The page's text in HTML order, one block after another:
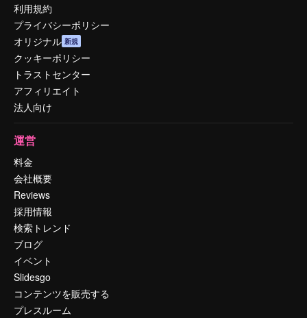
利用規約
プライバシーポリシー
オリジナル 新規
クッキーポリシー
トラストセンター
アフィリエイト
法人向け
運営
料金
会社概要
Reviews
採用情報
検索トレンド
ブログ
イベント
Slidesgo
コンテンツを販売する
プレスルーム